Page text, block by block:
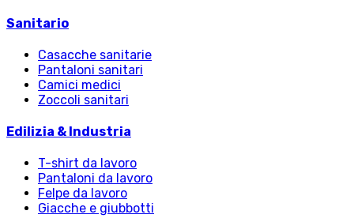
Sanitario
Casacche sanitarie
Pantaloni sanitari
Camici medici
Zoccoli sanitari
Edilizia & Industria
T-shirt da lavoro
Pantaloni da lavoro
Felpe da lavoro
Giacche e giubbotti